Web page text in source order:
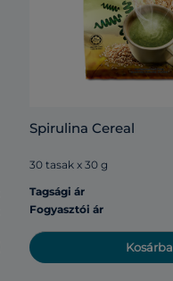
Spirulina Cereal
30 tasak x 30 g
Tagsági ár
Fogyasztói ár
Kosárba